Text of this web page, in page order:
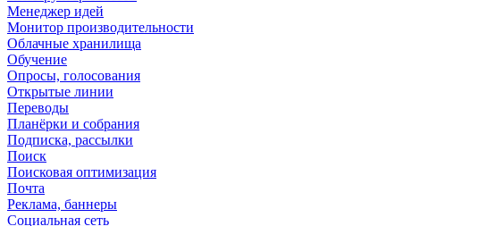
Менеджер идей
Монитор производительности
Облачные хранилища
Обучение
Опросы, голосования
Открытые линии
Переводы
Планёрки и собрания
Подписка, рассылки
Поиск
Поисковая оптимизация
Почта
Реклама, баннеры
Социальная сеть